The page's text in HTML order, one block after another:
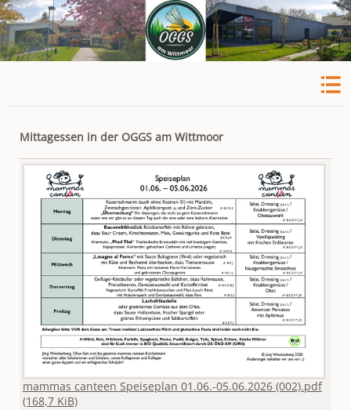
Mittagessen in der OGGS am Wittmoor
mammas canteen Speiseplan 01.06.-05.06.2026 (002).pdf
(168,7 KiB)